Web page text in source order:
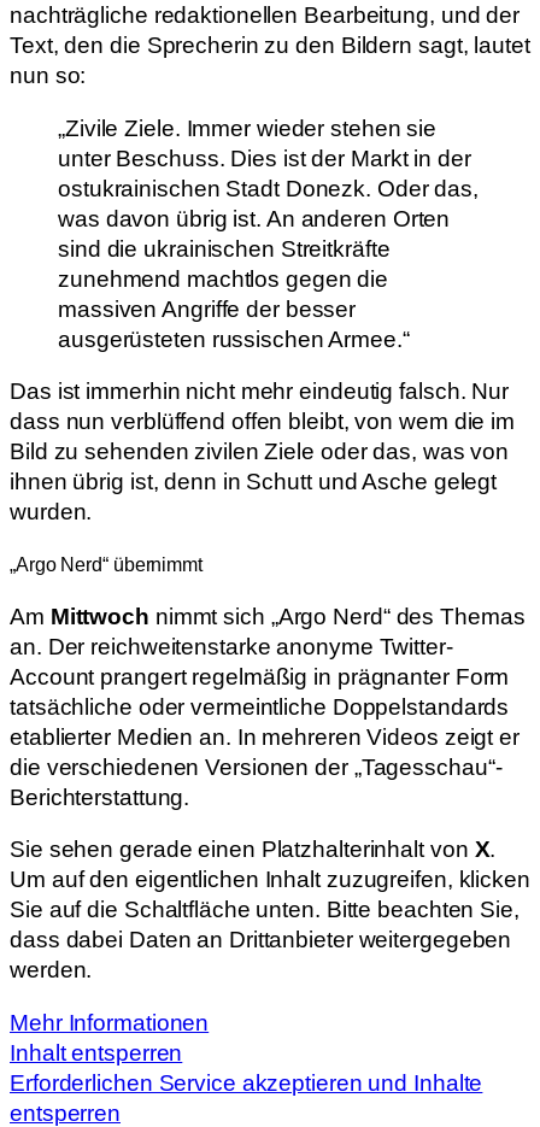
nachträgliche redaktionellen Bearbeitung, und der
Text, den die Sprecherin zu den Bildern sagt, lautet
nun so:
„Zivile Ziele. Immer wieder stehen sie
unter Beschuss. Dies ist der Markt in der
ostukrainischen Stadt Donezk. Oder das,
was davon übrig ist. An anderen Orten
sind die ukrainischen Streitkräfte
zunehmend machtlos gegen die
massiven Angriffe der besser
ausgerüsteten russischen Armee.“
Das ist immerhin nicht mehr eindeutig falsch. Nur
dass nun verblüffend offen bleibt, von wem die im
Bild zu sehenden zivilen Ziele oder das, was von
ihnen übrig ist, denn in Schutt und Asche gelegt
wurden.
„Argo Nerd“ übernimmt
Am Mittwoch nimmt sich „Argo Nerd“ des Themas
an. Der reichweitenstarke anonyme Twitter-
Account prangert regelmäßig in prägnanter Form
tatsächliche oder vermeintliche Doppelstandards
etablierter Medien an. In mehreren Videos zeigt er
die verschiedenen Versionen der „Tagesschau“-
Berichterstattung.
Sie sehen gerade einen Platzhalterinhalt von X.
Um auf den eigentlichen Inhalt zuzugreifen, klicken
Sie auf die Schaltfläche unten. Bitte beachten Sie,
dass dabei Daten an Drittanbieter weitergegeben
werden.
Mehr Informationen
Inhalt entsperren
Erforderlichen Service akzeptieren und Inhalte
entsperren